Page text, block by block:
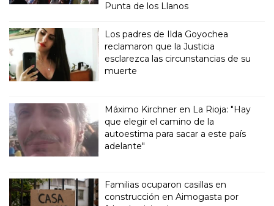
Punta de los Llanos
Los padres de Ilda Goyochea
reclamaron que la Justicia
esclarezca las circunstancias de su
muerte
Máximo Kirchner en La Rioja: "Hay
que elegir el camino de la
autoestima para sacar a este país
adelante"
Familias ocuparon casillas en
construcción en Aimogasta por